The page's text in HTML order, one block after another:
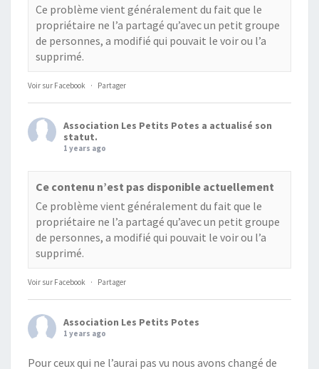
Ce problème vient généralement du fait que le
propriétaire ne l’a partagé qu’avec un petit groupe
de personnes, a modifié qui pouvait le voir ou l’a
supprimé.
Voir sur Facebook · Partager
Association Les Petits Potes a actualisé son
statut.
1 years ago
Ce contenu n’est pas disponible actuellement
Ce problème vient généralement du fait que le
propriétaire ne l’a partagé qu’avec un petit groupe
de personnes, a modifié qui pouvait le voir ou l’a
supprimé.
Voir sur Facebook · Partager
Association Les Petits Potes
1 years ago
Pour ceux qui ne l’aurai pas vu nous avons changé de